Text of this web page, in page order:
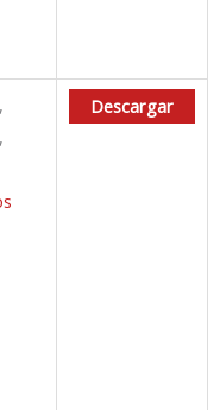
,
,
Descargar